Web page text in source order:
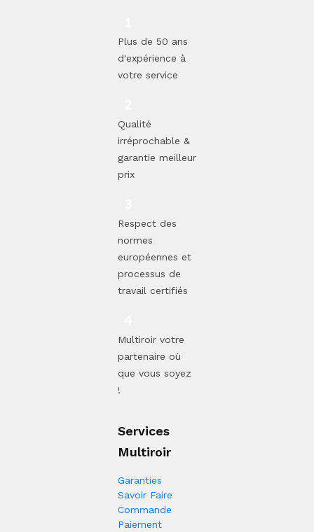
Plus de 50 ans
d'expérience à
votre service
Qualité
irréprochable &
garantie meilleur
prix
Respect des
normes
européennes et
processus de
travail certifiés
Multiroir votre
partenaire où
que vous soyez
!
Services
Multiroir
Garanties
Savoir Faire
Commande
Paiement